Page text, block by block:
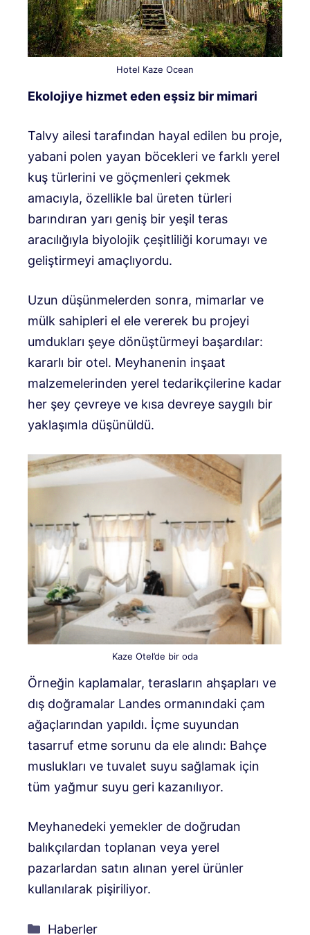
Hotel Kaze Ocean
Ekolojiye hizmet eden eşsiz bir mimari
Talvy ailesi tarafından hayal edilen bu proje,
yabani polen yayan böcekleri ve farklı yerel
kuş türlerini ve göçmenleri çekmek
amacıyla, özellikle bal üreten türleri
barındıran yarı geniş bir yeşil teras
aracılığıyla biyolojik çeşitliliği korumayı ve
geliştirmeyi amaçlıyordu.
Uzun düşünmelerden sonra, mimarlar ve
mülk sahipleri el ele vererek bu projeyi
umdukları şeye dönüştürmeyi başardılar:
kararlı bir otel. Meyhanenin inşaat
malzemelerinden yerel tedarikçilerine kadar
her şey çevreye ve kısa devreye saygılı bir
yaklaşımla düşünüldü.
Kaze Otel’de bir oda
Örneğin kaplamalar, terasların ahşapları ve
dış doğramalar Landes ormanındaki çam
ağaçlarından yapıldı. İçme suyundan
tasarruf etme sorunu da ele alındı: Bahçe
muslukları ve tuvalet suyu sağlamak için
tüm yağmur suyu geri kazanılıyor.
Meyhanedeki yemekler de doğrudan
balıkçılardan toplanan veya yerel
pazarlardan satın alınan yerel ürünler
kullanılarak pişiriliyor.
Kategoriler
Haberler